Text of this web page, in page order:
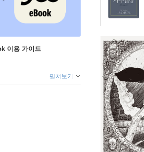
이용 가이드
펼쳐보기